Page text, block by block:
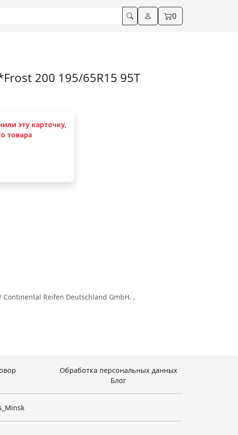
0
200 195/65R15 95T
эту карточку,
товара
Reifen Deutschland GmbH. ,
Обработка персональных данных
Блог